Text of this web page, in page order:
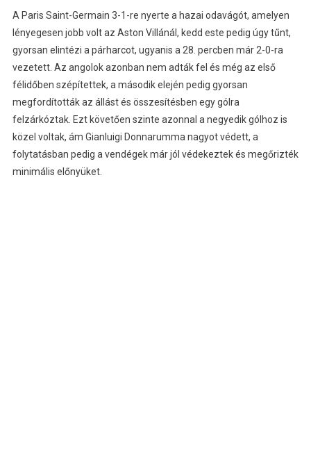
A Paris Saint-Germain 3-1-re nyerte a hazai odavágót, amelyen
lényegesen jobb volt az Aston Villánál, kedd este pedig úgy tűnt,
gyorsan elintézi a párharcot, ugyanis a 28. percben már 2-0-ra
vezetett. Az angolok azonban nem adták fel és még az első
félidőben szépítettek, a második elején pedig gyorsan
megfordították az állást és összesítésben egy gólra
felzárkóztak. Ezt követően szinte azonnal a negyedik gólhoz is
közel voltak, ám Gianluigi Donnarumma nagyot védett, a
folytatásban pedig a vendégek már jól védekeztek és megőrizték
minimális előnyüket.